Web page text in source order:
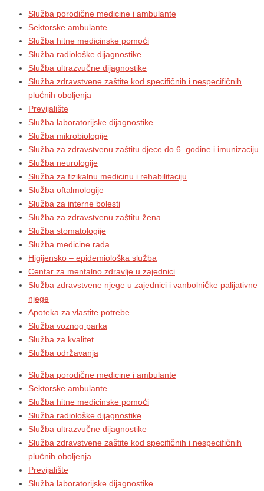
Služba porodične medicine i ambulante
Sektorske ambulante
Služba hitne medicinske pomoći
Služba radiološke dijagnostike
Služba ultrazvučne dijagnostike
Služba zdravstvene zaštite kod specifičnih i nespecifičnih
plućnih oboljenja
Previjalište
Služba laboratorijske dijagnostike
Služba mikrobiologije
Služba za zdravstvenu zaštitu djece do 6. godine i imunizaciju
Služba neurologije
Služba za fizikalnu medicinu i rehabilitaciju
Služba oftalmologije
Služba za interne bolesti
Služba za zdravstvenu zaštitu žena
Služba stomatologije
Služba medicine rada
Higijensko – epidemiološka služba
Centar za mentalno zdravlje u zajednici
Služba zdravstvene njege u zajednici i vanbolničke palijativne
njege
Apoteka za vlastite potrebe
Služba voznog parka
Služba za kvalitet
Služba održavanja
Služba porodične medicine i ambulante
Sektorske ambulante
Služba hitne medicinske pomoći
Služba radiološke dijagnostike
Služba ultrazvučne dijagnostike
Služba zdravstvene zaštite kod specifičnih i nespecifičnih
plućnih oboljenja
Previjalište
Služba laboratorijske dijagnostike